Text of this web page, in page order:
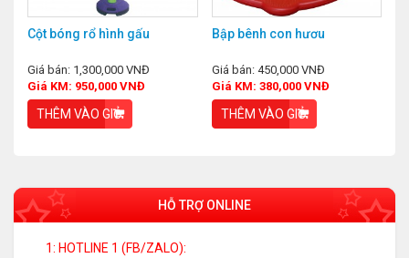
HỖ TRỢ ONLINE
1: HOTLINE 1 (FB/ZALO):
Cột bóng rổ hình gấu
Giá bán: 1,300,000 VNĐ
Giá KM: 950,000 VNĐ
THÊM VÀO GIỎ
Bập bênh con hươu
Giá bán: 450,000 VNĐ
Giá KM: 380,000 VNĐ
THÊM VÀO GIỎ